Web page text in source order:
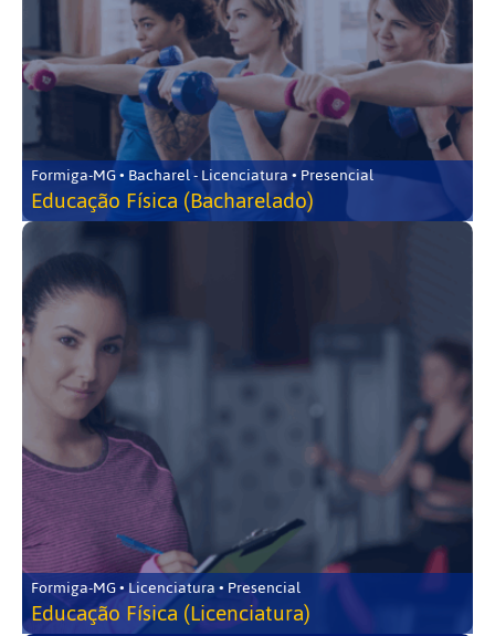
Formiga-MG • Bacharel - Licenciatura • Presencial
Educação Física (Bacharelado)
Formiga-MG • Licenciatura • Presencial
Educação Física (Licenciatura)